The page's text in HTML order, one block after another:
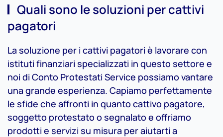
Quali sono le soluzioni per cattivi
pagatori
La soluzione per i cattivi pagatori è lavorare con
istituti finanziari specializzati in questo settore e
noi di Conto Protestati Service possiamo vantare
una grande esperienza. Capiamo perfettamente
le sfide che affronti in quanto cattivo pagatore,
soggetto protestato o segnalato e offriamo
prodotti e servizi su misura per aiutarti a